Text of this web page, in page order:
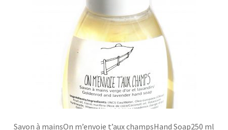
Savon à mainsOn m’envoie t’aux champsHand Soap250 ml